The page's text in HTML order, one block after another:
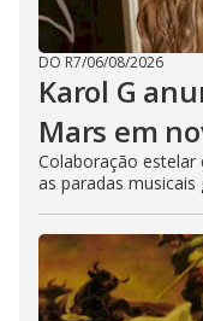
DO R7/06/08/2026
Karol G
Mars em
Colaboração
as paradas musicais